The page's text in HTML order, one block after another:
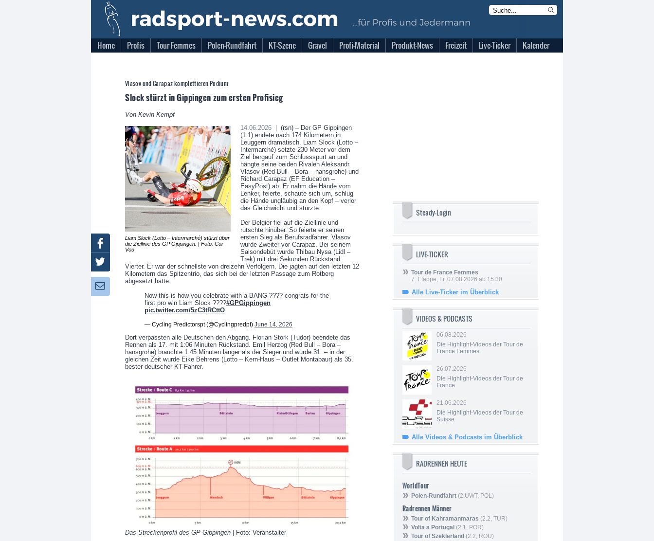
Home Profis Tour Femmes Polen-Rundfahrt KT-Szene Gravel Profi-Material Produkt-News Freizeit Live-Ticker Kalender
Vlasov und Carapaz komplettieren Podium
Slock stürzt in Gippingen zum ersten Profisieg
Von Kevin Kempf
Liam Slock (Lotto – Intermarché) stürzt über
die Ziellinie des GP Gippingen. | Foto: Cor
Vos
14.06.2026 |
(rsn) – Der GP Gippingen
(1.1) endete nach 174 Kilometern in
Leuggern dramatisch. Liam Slock (Lotto –
Intermarché) setzte 230 Meter vor dem
Ziel bergauf zum Schlussspurt an und
hängte seine beiden Rivalen Aleksandr
Vlasov (Red Bull – Bora – hansgrohe) und
Richard Carapaz (EF Education –
EasyPost) ab. Er nahm die Hände vom
Lenker, feierte, schaute sich um, schlug
die Hände ungläubig an den Kopf – verlor
das Gleichwicht und stürzte.
Der Belgier fiel auf die Ziellinie und
rutschte hinüber. So feierte er seinen
ersten Sieg als Berufsradfahrer. Vlasov
wurde Zweiter vor Carapaz. Bei seinem
Saisondebüt wurde Thibau Nysa (Lidl –
Trek) mit drei Sekunden Rückstand
Vierter. Er war der schnellste von dreizehn Verfolgern. Die jagten auf den letzten 12
Kilometern das Spitzentrio, das sich bei der letzten Passage zum Rotberg
abgesetzt hatte.
Now this is how you celebrate with a BANG ???? congrats for the
first pro win Liam Slock ????#GPGippingen
pic.twitter.com/5zC3tRCttO
— Cycling Predictorspt (@Cyclingpredpt) June 14, 2026
Dort verpassten alle Deutschen den Abgang. Florian Stork (Tudor) beendete das
Rennen als 17. mit 1:06 Minuten Rückstand. Emil Herzog (Red Bull – Bora –
hansgrohe) brauchte 1:45 Minuten länger als der Sieger und wurde 31. – in der
gleichen Zeit wurde Eike Behrens (Lotto – Kern-Haus – Outlet Montabaur) als 35.
bester deutscher KT-Fahrer.
Das Streckenprofil des GP Gippingen | Foto: Veranstalter
Steady-Login
LIVE-TICKER
Tour de France Femmes
7. Etappe, Fr. 07.08.2026 ab 15:30
Alle Live-Ticker im Überblick
VIDEOS & PODCASTS
06.08.2026
Die Highlight-Videos der Tour de
France Femmes
26.07.2026
Die Highlight-Videos der Tour de
France
21.06.2026
Die Highlight-Videos der Tour de
Suisse
Alle Videos & Podcasts im Überblick
RADRENNEN HEUTE
WorldTour
Polen-Rundfahrt (2.UWT, POL)
Radrennen Männer
Tour of Kahramanmaras (2.2, TUR)
Volta a Portugal (2.1, POR)
Tour of Szeklerland (2.2, ROU)
Facebook
Twitter
Newsletter: